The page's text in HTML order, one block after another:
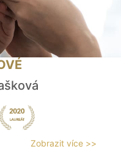
Zobrazit více >>